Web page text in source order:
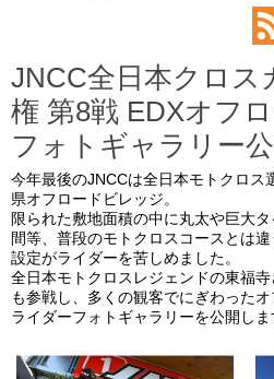
JNCC全日本クロス
権 第8戦 EDXオフ
フォトギャラリー公
今年最後のJNCCは全日本モトクロス
県オフロードビレッジ。
限られた敷地面積の中に丸太や巨大
間等、普段のモトクロスコースとは
設定がライダーを苦しめました。
全日本モトクロスレジェンドの東福
も参戦し、多くの観客でにぎわった
ライダーフォトギャラリーを公開しま